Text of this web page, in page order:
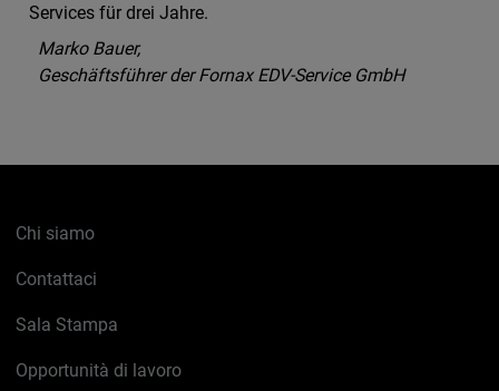
Services für drei Jahre.
Marko Bauer,
Geschäftsführer der Fornax EDV-Service GmbH
Chi siamo
Contattaci
Sala Stampa
Opportunità di lavoro